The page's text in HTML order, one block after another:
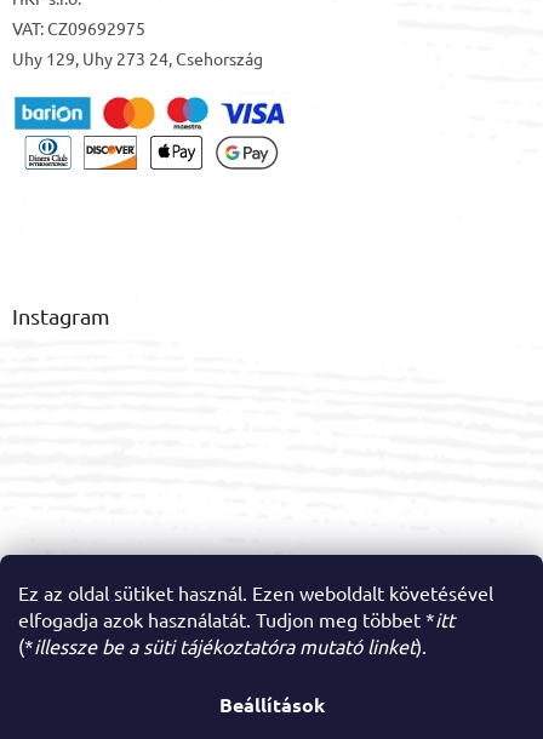
Ez az oldal sütiket használ. Ezen weboldalt követésével
elfogadja azok használatát. Tudjon meg többet *itt
(*illessze be a süti tájékoztatóra mutató linket).
Beállítások
rendeléseket június 29-én dolgozzuk fel és adjuk fel. Amennyiben
VAT: CZ09692975
Uhy 129, Uhy 273 24, Csehország
Instagram
Kövessen minket az Instagramon
Shoptet készítette